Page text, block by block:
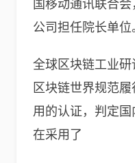
国移动通讯联合
公司担任院长单位
全球区块链工业
区块链世界规范
用的认证，判定
在采用了